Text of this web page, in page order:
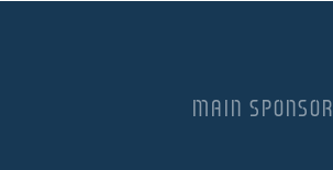
MAIN SPONSOR